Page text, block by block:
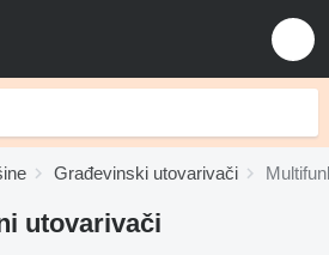
Građevinski utovarivači
utovarivači